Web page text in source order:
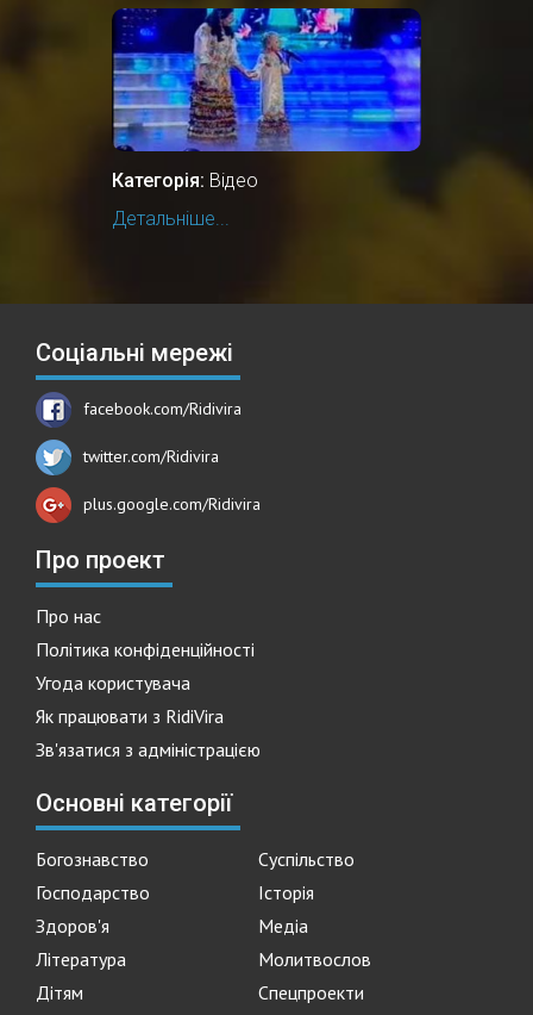
Категорія: Відео
Детальніше...
Соціальні мережі
facebook.com/Ridivira
twitter.com/Ridivira
plus.google.com/Ridivira
Про проект
Про нас
Політика конфіденційності
Угода користувача
Як працювати з RidiVira
Зв'язатися з адміністрацією
Основні категорії
Богознавство
Суспільство
Господарство
Історія
Здоров'я
Медіа
Література
Молитвослов
Дітям
Спецпроекти